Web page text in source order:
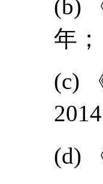
(b)
年；
(c)
(d)